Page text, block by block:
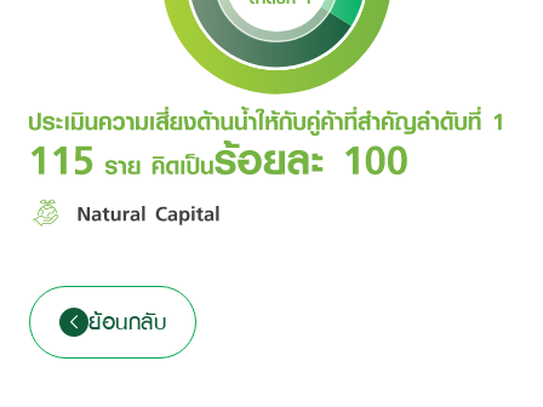
ย้อนกลับ